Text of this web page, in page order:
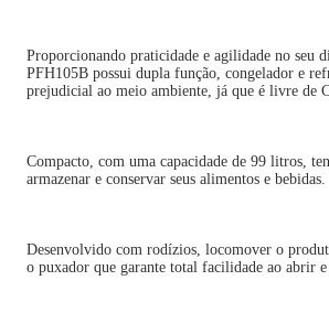
Proporcionando praticidade e agilidade no seu
PFH105B possui dupla função, congelador e
prejudicial ao meio ambiente, já que é livre de
Compacto, com uma capacidade de 99 litros,
armazenar e conservar seus alimentos e bebidas.
Desenvolvido com rodízios, locomover o
o puxador que garante total facilidade ao abrir